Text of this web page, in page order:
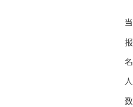
当
报
名
人
数